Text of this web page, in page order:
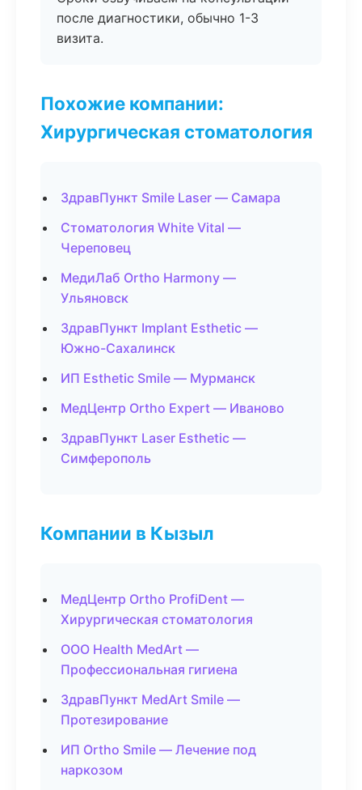
после диагностики, обычно 1-3
визита.
Похожие компании:
Хирургическая стоматология
ЗдравПункт Smile Laser — Самара
Стоматология White Vital —
Череповец
МедиЛаб Ortho Harmony —
Ульяновск
ЗдравПункт Implant Esthetic —
Южно-Сахалинск
ИП Esthetic Smile — Мурманск
МедЦентр Ortho Expert — Иваново
ЗдравПункт Laser Esthetic —
Симферополь
Компании в Кызыл
МедЦентр Ortho ProfiDent —
Хирургическая стоматология
ООО Health MedArt —
Профессиональная гигиена
ЗдравПункт MedArt Smile —
Протезирование
ИП Ortho Smile — Лечение под
наркозом